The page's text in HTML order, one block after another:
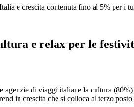
e crescita contenuta fino al 5% per i
e relax per le
agenzie di viaggi italiane la cultura
in crescita che si colloca al terzo